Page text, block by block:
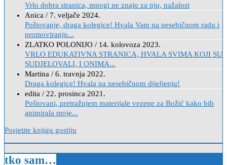
Vrlo dobra stranica, mnogi ne znaju za nju, nažalost
Anica / 7. veljače 2024.
Poštovanje, draga kolegice! Hvala Vam na nesebičnom radu i
promoviranju...
ZLATKO POLONIJO / 14. kolovoza 2023.
VRLO EDUKATIVNA STRANICA, HVALA SVIMA KOJI SU
SUDJELOVALI, I ONIMA...
Martina / 6. travnja 2022.
Draga kolegice! Hvala na nesebičnom dijeljenju!
edita / 22. prosinca 2021.
Poštovani, pretražujem materijale vezene za Božić kako bih
animirala moje...
Posjetite knjigu gostiju
tko sam…